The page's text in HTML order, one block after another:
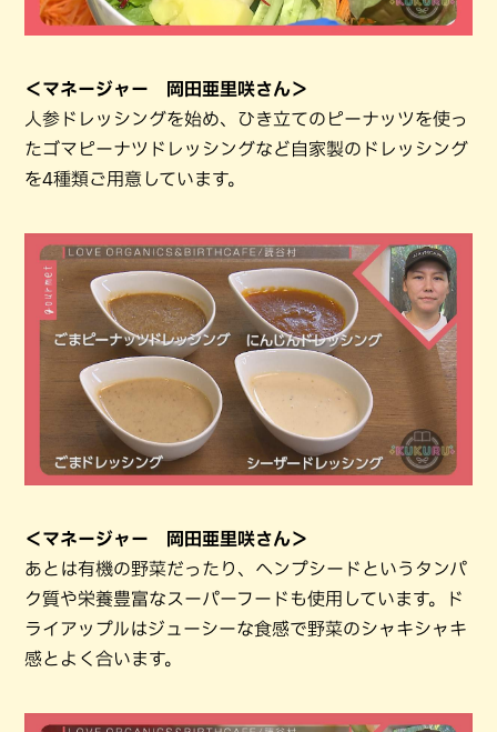
＜マネージャー 岡田亜里咲さん＞
人参ドレッシングを始め、ひき立てのピーナッツを使っ
たゴマピーナツドレッシングなど自家製のドレッシング
を4種類ご用意しています。
＜マネージャー 岡田亜里咲さん＞
あとは有機の野菜だったり、ヘンプシードというタンパ
ク質や栄養豊富なスーパーフードも使用しています。ド
ライアップルはジューシーな食感で野菜のシャキシャキ
感とよく合います。